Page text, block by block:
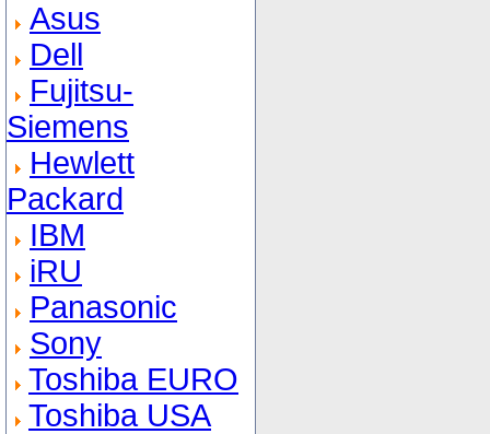
Asus
Dell
Fujitsu-
Siemens
Hewlett
Packard
IBM
iRU
Panasonic
Sony
Toshiba EURO
Toshiba USA